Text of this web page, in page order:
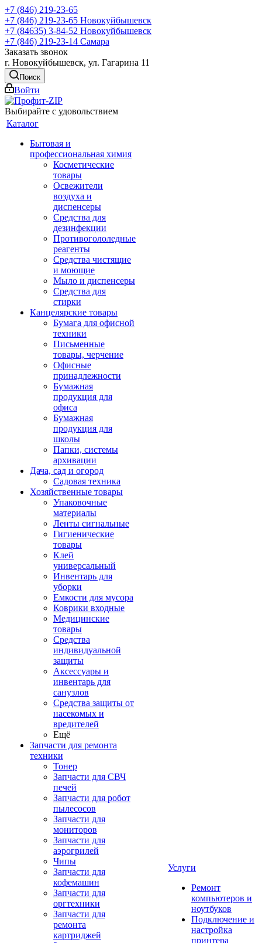
+7 (846) 219-23-65
+7 (846) 219-23-65 Новокуйбышевск
+7 (84635) 3-84-52 Новокуйбышевск
+7 (846) 219-23-14 Самара
Заказать звонок
г. Новокуйбышевск, ул. Гагарина 11
Поиск
Войти
Выбирайте с удовольствием
Каталог
Бытовая и
профессиональная химия
Косметические
товары
Освежители
воздуха и
диспенсеры
Средства для
дезинфекции
Противогололедные
реагенты
Средства чистящие
и моющие
Мыло и диспенсеры
Средства для
стирки
Канцелярские товары
Бумага для офисной
техники
Письменные
товары, черчение
Офисные
принадлежности
Бумажная
продукция для
офиса
Бумажная
продукция для
школы
Папки, системы
архивации
Дача, сад и огород
Садовая техника
Хозяйственные товары
Упаковочные
материалы
Ленты сигнальные
Гигиенические
товары
Клей
универсальный
Инвентарь для
уборки
Емкости для мусора
Коврики входные
Медицинские
товары
Средства
индивидуальной
защиты
Аксессуары и
инвентарь для
санузлов
Средства защиты от
насекомых и
вредителей
Ещё
Запчасти для ремонта
техники
Тонер
Запчасти для СВЧ
печей
Запчасти для робот
пылесосов
Запчасти для
мониторов
Запчасти для
аэрогрилей
Чипы
Запчасти для
кофемашин
Запчасти для
оргтехники
Запчасти для
ремонта
картриджей
Услуги
Ремонт
компьютеров и
ноутбуков
Подключение и
настройка
принтера